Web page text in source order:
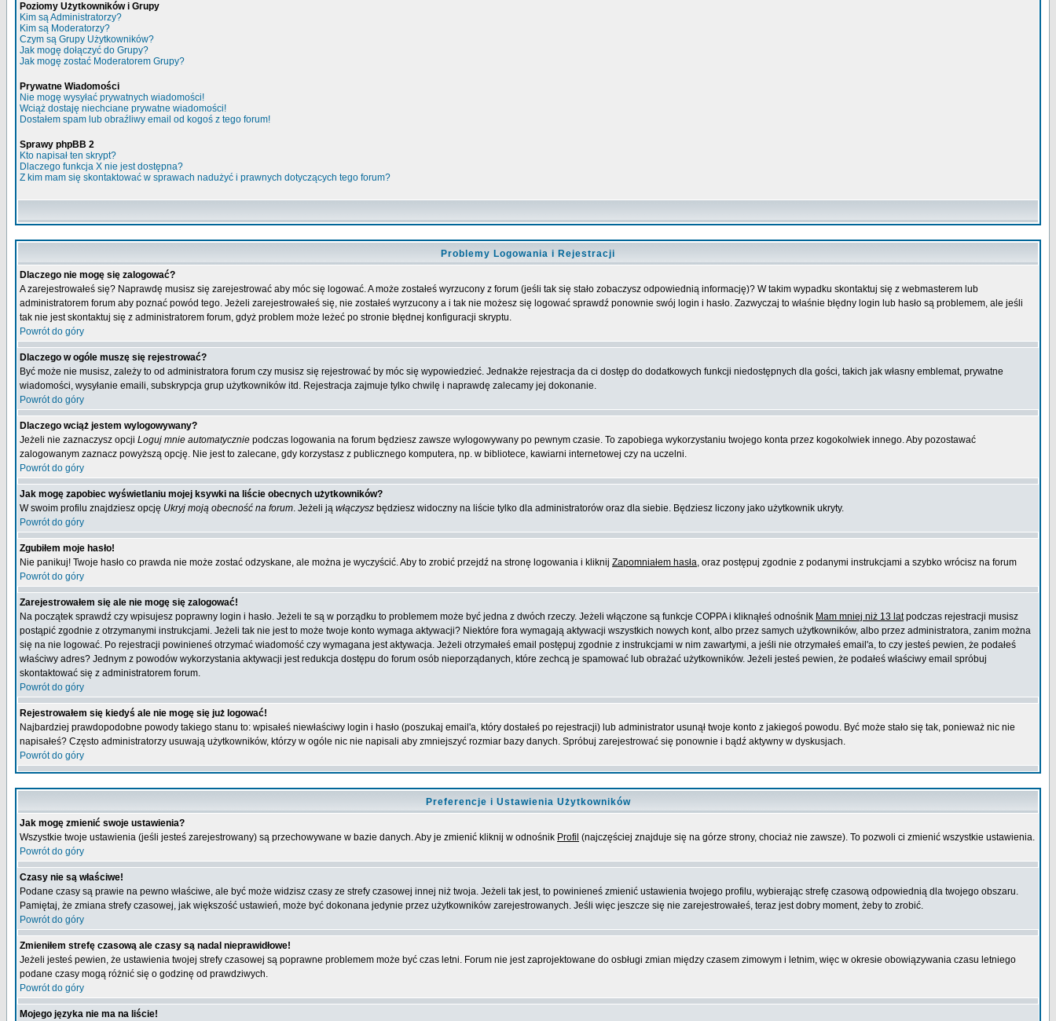
Poziomy Użytkowników i Grupy
Kim są Administratorzy?
Kim są Moderatorzy?
Czym są Grupy Użytkowników?
Jak mogę dołączyć do Grupy?
Jak mogę zostać Moderatorem Grupy?
Prywatne Wiadomości
Nie mogę wysyłać prywatnych wiadomości!
Wciąż dostaję niechciane prywatne wiadomości!
Dostałem spam lub obraźliwy email od kogoś z tego forum!
Sprawy phpBB 2
Kto napisał ten skrypt?
Dlaczego funkcja X nie jest dostępna?
Z kim mam się skontaktować w sprawach nadużyć i prawnych dotyczących tego forum?
Problemy Logowania i Rejestracji
Dlaczego nie mogę się zalogować?
A zarejestrowałeś się? Naprawdę musisz się zarejestrować aby móc się logować. A może zostałeś wyrzucony z forum (jeśli tak się stało zobaczysz odpowiednią informację)? W takim wypadku skontaktuj się z webmasterem lub
administratorem forum aby poznać powód tego. Jeżeli zarejestrowałeś się, nie zostałeś wyrzucony a i tak nie możesz się logować sprawdź ponownie swój login i hasło. Zazwyczaj to właśnie błędny login lub hasło są problemem, ale jeśli
tak nie jest skontaktuj się z administratorem forum, gdyż problem może leżeć po stronie błędnej konfiguracji skryptu.
Powrót do góry
Dlaczego w ogóle muszę się rejestrować?
Być może nie musisz, zależy to od administratora forum czy musisz się rejestrować by móc się wypowiedzieć. Jednakże rejestracja da ci dostęp do dodatkowych funkcji niedostępnych dla gości, takich jak własny emblemat, prywatne
wiadomości, wysyłanie emaili, subskrypcja grup użytkowników itd. Rejestracja zajmuje tylko chwilę i naprawdę zalecamy jej dokonanie.
Powrót do góry
Dlaczego wciąż jestem wylogowywany?
Jeżeli nie zaznaczysz opcji Loguj mnie automatycznie podczas logowania na forum będziesz zawsze wylogowywany po pewnym czasie. To zapobiega wykorzystaniu twojego konta przez kogokolwiek innego. Aby pozostawać
zalogowanym zaznacz powyższą opcję. Nie jest to zalecane, gdy korzystasz z publicznego komputera, np. w bibliotece, kawiarni internetowej czy na uczelni.
Powrót do góry
Jak mogę zapobiec wyświetlaniu mojej ksywki na liście obecnych użytkowników?
W swoim profilu znajdziesz opcję Ukryj moją obecność na forum. Jeżeli ją włączysz będziesz widoczny na liście tylko dla administratorów oraz dla siebie. Będziesz liczony jako użytkownik ukryty.
Powrót do góry
Zgubiłem moje hasło!
Nie panikuj! Twoje hasło co prawda nie może zostać odzyskane, ale można je wyczyścić. Aby to zrobić przejdź na stronę logowania i kliknij Zapomniałem hasła, oraz postępuj zgodnie z podanymi instrukcjami a szybko wrócisz na forum
Powrót do góry
Zarejestrowałem się ale nie mogę się zalogować!
Na początek sprawdź czy wpisujesz poprawny login i hasło. Jeżeli te są w porządku to problemem może być jedna z dwóch rzeczy. Jeżeli włączone są funkcje COPPA i kliknąłeś odnośnik Mam mniej niż 13 latpodczas rejestracji musisz
postąpić zgodnie z otrzymanymi instrukcjami. Jeżeli tak nie jest to może twoje konto wymaga aktywacji? Niektóre fora wymagają aktywacji wszystkich nowych kont, albo przez samych użytkowników, albo przez administratora, zanim można
się na nie logować. Po rejestracji powinieneś otrzymać wiadomość czy wymagana jest aktywacja. Jeżeli otrzymałeś email postępuj zgodnie z instrukcjami w nim zawartymi, a jeśli nie otrzymałeś email'a, to czy jesteś pewien, że podałeś
właściwy adres? Jednym z powodów wykorzystania aktywacji jest redukcja dostępu do forum osób nieporządanych, które zechcą je spamować lub obrażać użytkowników. Jeżeli jesteś pewien, że podałeś właściwy email spróbuj
skontaktować się z administratorem forum.
Powrót do góry
Rejestrowałem się kiedyś ale nie mogę się już logować!
Najbardziej prawdopodobne powody takiego stanu to: wpisałeś niewłaściwy login i hasło (poszukaj email'a, który dostałeś po rejestracji) lub administrator usunął twoje konto z jakiegoś powodu. Być może stało się tak, ponieważ nic nie
napisałeś? Często administratorzy usuwają użytkowników, którzy w ogóle nic nie napisali aby zmniejszyć rozmiar bazy danych. Spróbuj zarejestrować się ponownie i bądź aktywny w dyskusjach.
Powrót do góry
Preferencje i Ustawienia Użytkowników
Jak mogę zmienić swoje ustawienia?
Wszystkie twoje ustawienia (jeśli jesteś zarejestrowany) są przechowywane w bazie danych. Aby je zmienić kliknij w odnośnik Profil (najczęściej znajduje się na górze strony, chociaż nie zawsze). To pozwoli ci zmienić wszystkie ustawienia.
Powrót do góry
Czasy nie są właściwe!
Podane czasy są prawie na pewno właściwe, ale być może widzisz czasy ze strefy czasowej innej niż twoja. Jeżeli tak jest, to powinieneś zmienić ustawienia twojego profilu, wybierając strefę czasową odpowiednią dla twojego obszaru.
Pamiętaj, że zmiana strefy czasowej, jak większość ustawień, może być dokonana jedynie przez użytkowników zarejestrowanych. Jeśli więc jeszcze się nie zarejestrowałeś, teraz jest dobry moment, żeby to zrobić.
Powrót do góry
Zmieniłem strefę czasową ale czasy są nadal nieprawidłowe!
Jeżeli jesteś pewien, że ustawienia twojej strefy czasowej są poprawne problemem może być czas letni. Forum nie jest zaprojektowane do osbługi zmian między czasem zimowym i letnim, więc w okresie obowiązywania czasu letniego
podane czasy mogą różnić się o godzinę od prawdziwych.
Powrót do góry
Mojego języka nie ma na liście!